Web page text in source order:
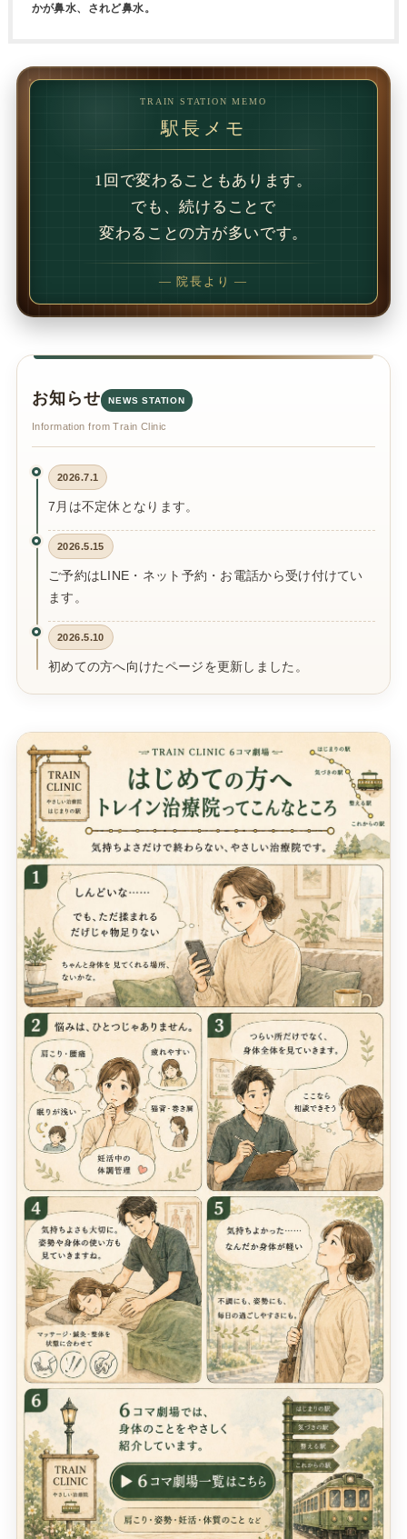
かが鼻水、されど鼻水。
TRAIN STATION MEMO
駅長メモ
1回で変わることもあります。
でも、続けることで
変わることの方が多いです。
— 院長より —
お知らせ NEWS STATION
Information from Train Clinic
2026.7.1
7月は不定休となります。
2026.5.15
ご予約はLINE・ネット予約・お電話から受け付けてい
ます。
2026.5.10
初めての方へ向けたページを更新しました。